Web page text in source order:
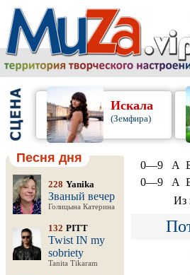
Искала
(Земфира)
Песня дня
228 Yanika
Званый вечер
Голицына Катерина
132 PITT
Twist IN my
sobriety
Tanita Tikaram
0—9 А
0—9
A
Из